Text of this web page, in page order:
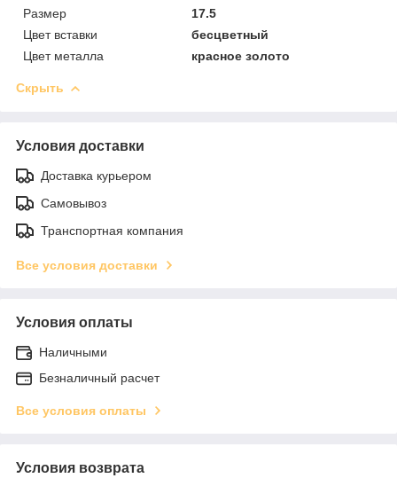
Размер
17.5
Цвет вставки
бесцветный
Цвет металла
красное золото
Скрыть
Условия доставки
Доставка курьером
Самовывоз
Транспортная компания
Все условия доставки
Условия оплаты
Наличными
Безналичный расчет
Все условия оплаты
Условия возврата